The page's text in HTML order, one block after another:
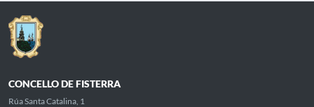
CONCELLO DE FISTERRA
Rúa Santa Catalina, 1